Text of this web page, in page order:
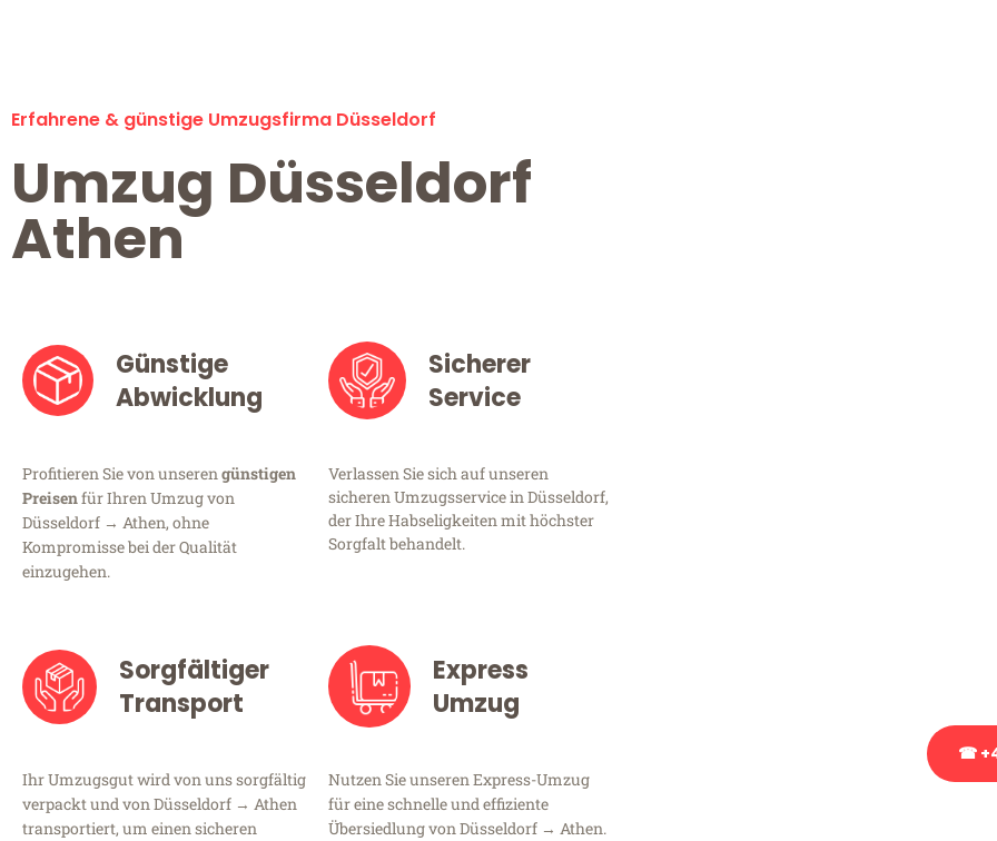
Erfahrene & günstige Umzugsfirma Düsseldorf
Umzug Düsseldorf
Athen
Günstige
Abwicklung
Profitieren Sie von unserengünstigen
Preisenfür Ihren Umzug von
Düsseldorf → Athen, ohne
Kompromisse bei der Qualität
einzugehen.
Sicherer
Service
Verlassen Sie sich auf unseren
sicheren Umzugsservice in Düsseldorf,
der Ihre Habseligkeiten mit höchster
Sorgfalt behandelt.
Sorgfältiger
Transport
Ihr Umzugsgut wird von uns sorgfältig
verpackt und von Düsseldorf → Athen
transportiert, um einen sicheren
Express
Umzug
Nutzen Sie unseren Express-Umzug
für eine schnelle und effiziente
Übersiedlung von Düsseldorf → Athen.
☎